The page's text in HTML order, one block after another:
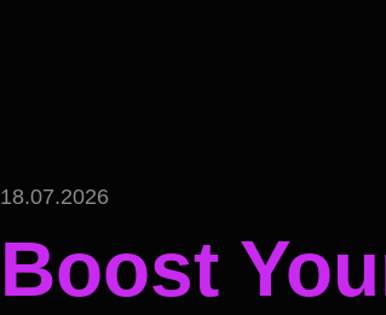
18.07.2026
Boost